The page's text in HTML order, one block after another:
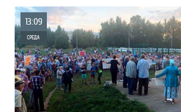
13:09
СРЕДА
0
1 102